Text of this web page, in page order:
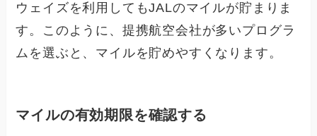
ウェイズを利用してもJALのマイルが貯まりま
す。このように、提携航空会社が多いプログラ
ムを選ぶと、マイルを貯めやすくなります。
マイルの有効期限を確認する